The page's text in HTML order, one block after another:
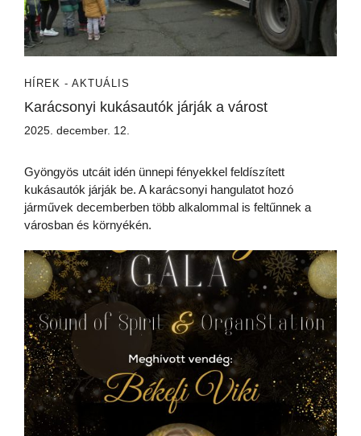
HÍREK - AKTUÁLIS
Karácsonyi kukásautók járják a várost
2025. december. 12.
Gyöngyös utcáit idén ünnepi fényekkel feldíszített
kukásautók járják be. A karácsonyi hangulatot hozó
járművek decemberben több alkalommal is feltűnnek a
városban és környékén.